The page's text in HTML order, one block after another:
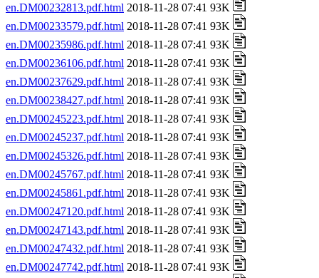
en.DM00232813.pdf.html 2018-11-28 07:41 93K
en.DM00233579.pdf.html 2018-11-28 07:41 93K
en.DM00235986.pdf.html 2018-11-28 07:41 93K
en.DM00236106.pdf.html 2018-11-28 07:41 93K
en.DM00237629.pdf.html 2018-11-28 07:41 93K
en.DM00238427.pdf.html 2018-11-28 07:41 93K
en.DM00245223.pdf.html 2018-11-28 07:41 93K
en.DM00245237.pdf.html 2018-11-28 07:41 93K
en.DM00245326.pdf.html 2018-11-28 07:41 93K
en.DM00245767.pdf.html 2018-11-28 07:41 93K
en.DM00245861.pdf.html 2018-11-28 07:41 93K
en.DM00247120.pdf.html 2018-11-28 07:41 93K
en.DM00247143.pdf.html 2018-11-28 07:41 93K
en.DM00247432.pdf.html 2018-11-28 07:41 93K
en.DM00247742.pdf.html 2018-11-28 07:41 93K